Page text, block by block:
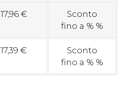
17,96 €
Sconto
fino a % %
17,39 €
Sconto
fino a % %